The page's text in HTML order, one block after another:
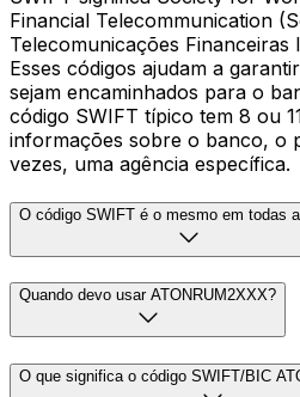
Financial Telecommunication
Telecomunicações Financeiras
Esses códigos ajudam a
sejam encaminhados para o
código SWIFT típico tem 8 ou
informações sobre o banco, o
vezes, uma agência específica.
O código SWIFT é o mesmo em todas
Quando devo usar ATONRUM2XXX?
O que significa o código SWIFT/BIC